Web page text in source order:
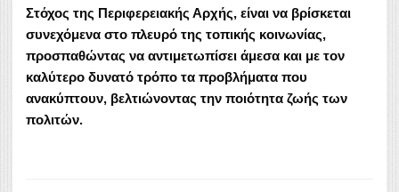
Στόχος της Περιφερειακής Αρχής, είναι να βρίσκεται
συνεχόμενα στο πλευρό της τοπικής κοινωνίας,
προσπαθώντας να αντιμετωπίσει άμεσα και με τον
καλύτερο δυνατό τρόπο τα προβλήματα που
ανακύπτουν, βελτιώνοντας την ποιότητα ζωής των
πολιτών.